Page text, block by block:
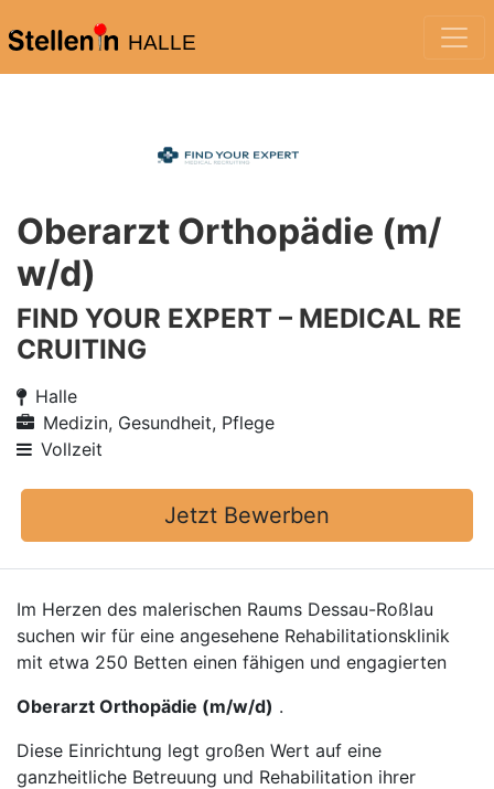
HALLE
Oberarzt Orthopädie (m/
w/d)
FIND YOUR EXPERT – MEDICAL RE
CRUITING
Halle
Medizin, Gesundheit, Pflege
Vollzeit
Jetzt Bewerben
Im Herzen des malerischen Raums Dessau-Roßlau
suchen wir für eine angesehene Rehabilitationsklinik
mit etwa 250 Betten einen fähigen und engagierten
Oberarzt Orthopädie (m/w/d) .
Diese Einrichtung legt großen Wert auf eine
ganzheitliche Betreuung und Rehabilitation ihrer